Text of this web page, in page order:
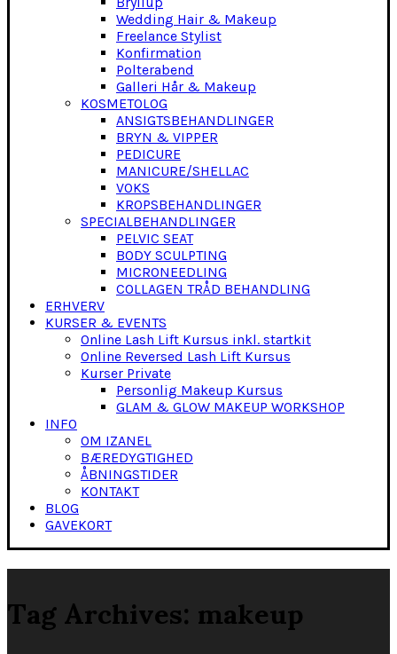
Wedding Hair & Makeup
Freelance Stylist
Konfirmation
Polterabend
Galleri Hår & Makeup
KOSMETOLOG
ANSIGTSBEHANDLINGER
BRYN & VIPPER
PEDICURE
MANICURE/SHELLAC
VOKS
KROPSBEHANDLINGER
SPECIALBEHANDLINGER
PELVIC SEAT
BODY SCULPTING
MICRONEEDLING
COLLAGEN TRÅD BEHANDLING
ERHVERV
KURSER & EVENTS
Online Lash Lift Kursus inkl. startkit
Online Reversed Lash Lift Kursus
Kurser Private
Personlig Makeup Kursus
GLAM & GLOW MAKEUP WORKSHOP
INFO
OM IZANEL
BÆREDYGTIGHED
ÅBNINGSTIDER
KONTAKT
BLOG
GAVEKORT
Tag Archives: makeup